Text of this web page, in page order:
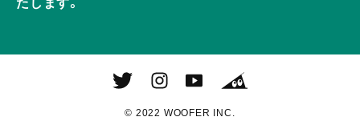
たします。
© 2022 WOOFER INC.